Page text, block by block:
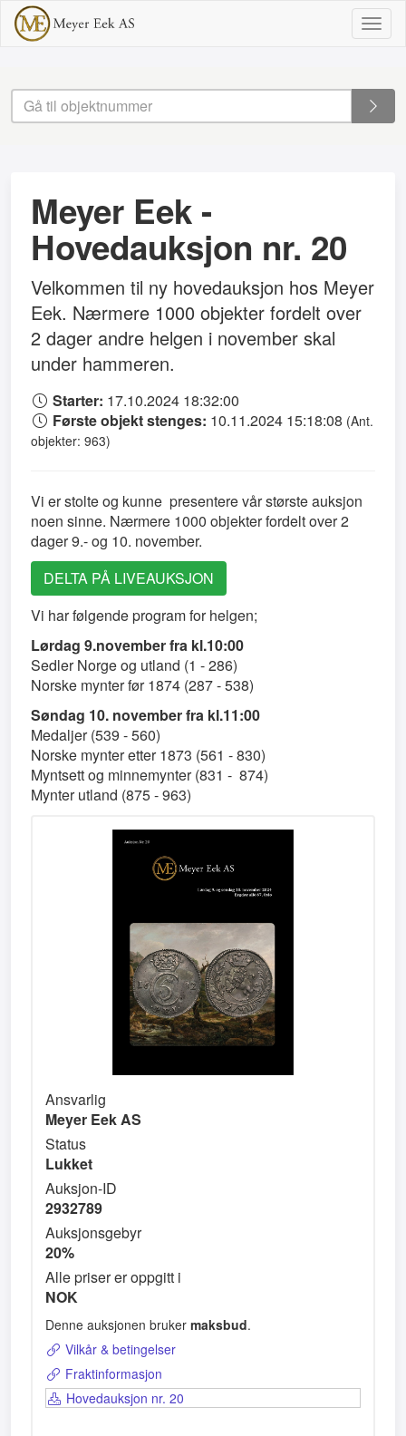
Meyer Eek -
Hovedauksjon nr. 20
Velkommen til ny hovedauksjon hos Meyer
Eek. Nærmere 1000 objekter fordelt over
2 dager andre helgen i november skal
under hammeren.
Starter: 17.10.2024 18:32:00
Første objekt stenges: 10.11.2024 15:18:08 (Ant.
objekter: 963)
Vi er stolte og kunne presentere vår største auksjon
noen sinne. Nærmere 1000 objekter fordelt over 2
dager 9.- og 10. november.
DELTA PÅ LIVEAUKSJON
Vi har følgende program for helgen;
Lørdag 9.november fra kl.10:00
Sedler Norge og utland (1 - 286)
Norske mynter før 1874 (287 - 538)
Søndag 10. november fra kl.11:00
Medaljer (539 - 560)
Norske mynter etter 1873 (561 - 830)
Myntsett og minnemynter (831 - 874)
Mynter utland (875 - 963)
Ansvarlig
Meyer Eek AS
Status
Lukket
Auksjon-ID
2932789
Auksjonsgebyr
20%
Alle priser er oppgitt i
NOK
Denne auksjonen brukermaksbud.
Vilkår & betingelser
Fraktinformasjon
Hovedauksjon nr. 20